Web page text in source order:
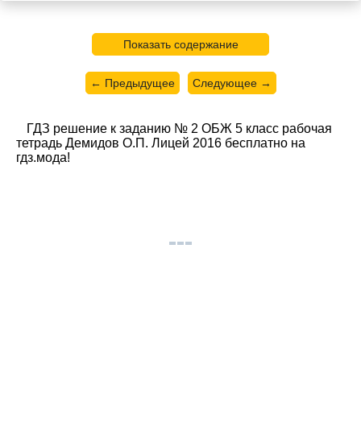
Показать содержание
← Предыдущее Следующее →
ГДЗ решение к заданию № 2 ОБЖ 5 класс рабочая
тетрадь Демидов О.П. Лицей 2016 бесплатно на
гдз.мода!